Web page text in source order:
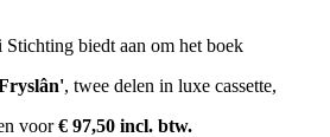
biedt aan om het boek
, twee delen in luxe cassette,
voor€​ 97,50 incl. btw.